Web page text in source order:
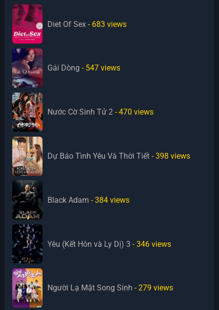
Diet Of Sex - 683 views
Gái Dòng - 547 views
Nước Cờ Sinh Tử 2 - 470 views
Dự Báo Tình Yêu Và Thời Tiết - 398 views
Black Adam - 384 views
Yêu (Kết Hôn và Ly Dị) 3 - 346 views
Người Lạ Mặt Song Sinh - 279 views